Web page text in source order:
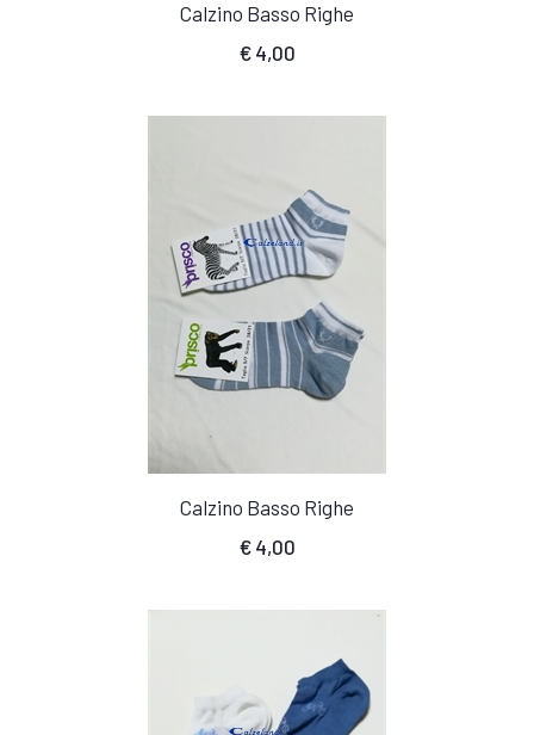
Calzino Basso Righe
€ 4,00
Calzino Basso Righe
€ 4,00